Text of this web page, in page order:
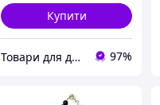
Купити
Товари для дому! 97%